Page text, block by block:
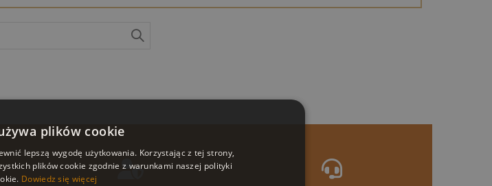
plików cookie
lepszą wygodę użytkowania. Korzystając z tej strony,
plików cookie zgodnie z warunkami naszej polityki
Dowiedz się więcej